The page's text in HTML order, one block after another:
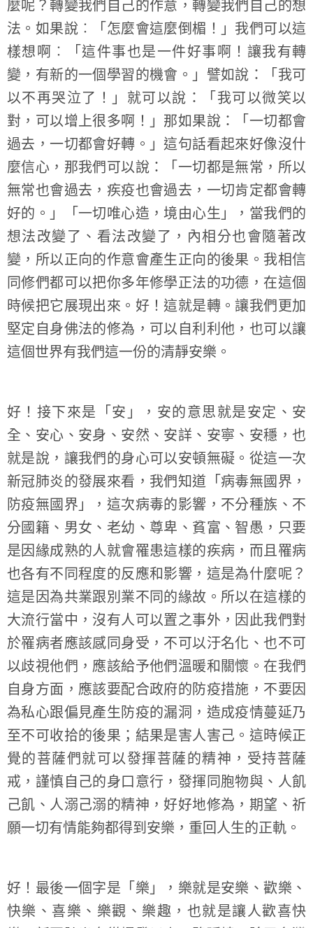
麼呢？轉變我們自己的作意，轉變我們自己的想
法。如果說︰「怎麼會這麼倒楣！」我們可以這
樣想啊︰「這件事也是一件好事啊！讓我有轉
變，有新的一個學習的機會。」譬如說：「我可
以不再哭泣了！」就可以說：「我可以微笑以
對，可以增上很多啊！」那如果說：「一切都會
過去，一切都會好轉。」這句話看起來好像沒什
麼信心，那我們可以說：「一切都是無常，所以
無常也會過去，疾疫也會過去，一切肯定都會轉
好的。」「一切唯心造，境由心生」，當我們的
想法改變了、看法改變了，內相分也會隨著改
變，所以正向的作意會產生正向的後果。我相信
同修們都可以把你多年修學正法的功德，在這個
時候把它展現出來。好！這就是轉。讓我們更加
堅定自身佛法的修為，可以自利利他，也可以讓
這個世界有我們這一份的清靜安樂。
好！接下來是「安」，安的意思就是安定、安
全、安心、安身、安然、安詳、安寧、安穩，也
就是說，讓我們的身心可以安頓無礙。從這一次
新冠肺炎的發展來看，我們知道「病毒無國界，
防疫無國界」，這次病毒的影響，不分種族、不
分國籍、男女、老幼、尊卑、貧富、智愚，只要
是因緣成熟的人就會罹患這樣的疾病，而且罹病
也各有不同程度的反應和影響，這是為什麼呢？
這是因為共業跟別業不同的緣故。所以在這樣的
大流行當中，沒有人可以置之事外，因此我們對
於罹病者應該感同身受，不可以汙名化、也不可
以歧視他們，應該給予他們溫暖和關懷。在我們
自身方面，應該要配合政府的防疫措施，不要因
為私心跟偏見產生防疫的漏洞，造成疫情蔓延乃
至不可收拾的後果；結果是害人害己。這時候正
覺的菩薩們就可以發揮菩薩的精神，受持菩薩
戒，謹慎自己的身口意行，發揮同胞物與、人飢
己飢、人溺己溺的精神，好好地修為，期望、祈
願一切有情能夠都得到安樂，重回人生的正軌。
好！最後一個字是「樂」，樂就是安樂、歡樂、
快樂、喜樂、樂觀、樂趣，也就是讓人歡喜快